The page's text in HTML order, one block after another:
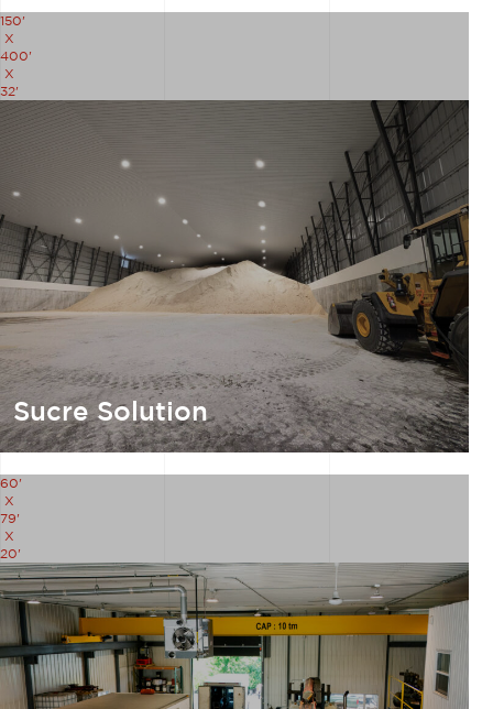
150'
X
400'
X
32'
Sucre Solution
60'
X
79'
X
20'